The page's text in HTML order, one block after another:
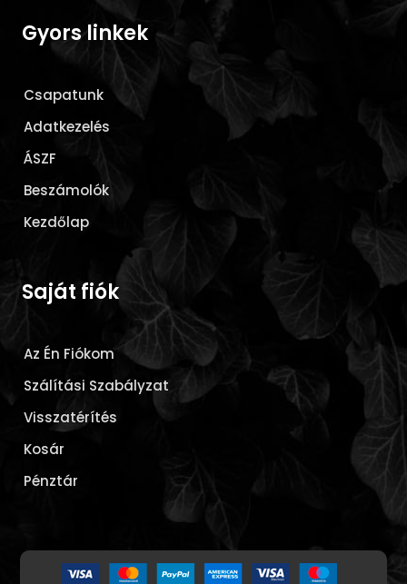
Gyors linkek
Csapatunk
Adatkezelés
ÁSZF
Beszámolók
Kezdőlap
Saját fiók
Az Én Fiókom
Szálítási Szabályzat
Visszatérítés
Kosár
Pénztár